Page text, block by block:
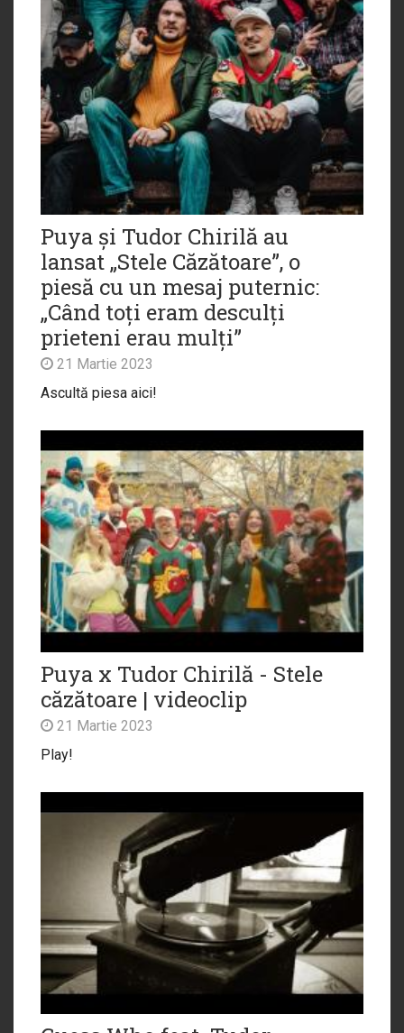
Puya și Tudor Chirilă au
lansat „Stele Căzătoare”, o
piesă cu un mesaj puternic:
„Când toți eram desculți
prieteni erau mulți”
21 Martie 2023
Ascultă piesa aici!
Puya x Tudor Chirilă - Stele
căzătoare | videoclip
21 Martie 2023
Play!